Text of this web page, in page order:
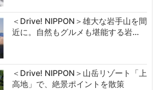
＜Drive! NIPPON＞雄大な岩手山を間
近に。自然もグルメも堪能する岩…
＜Drive! NIPPON＞山岳リゾート「上
高地」で、絶景ポイントを散策